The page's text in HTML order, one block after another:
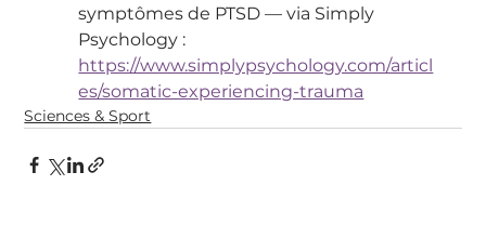
symptômes de PTSD — via Simply
Psychology :
https://www.simplypsychology.com/articl
es/somatic-experiencing-trauma
Sciences & Sport